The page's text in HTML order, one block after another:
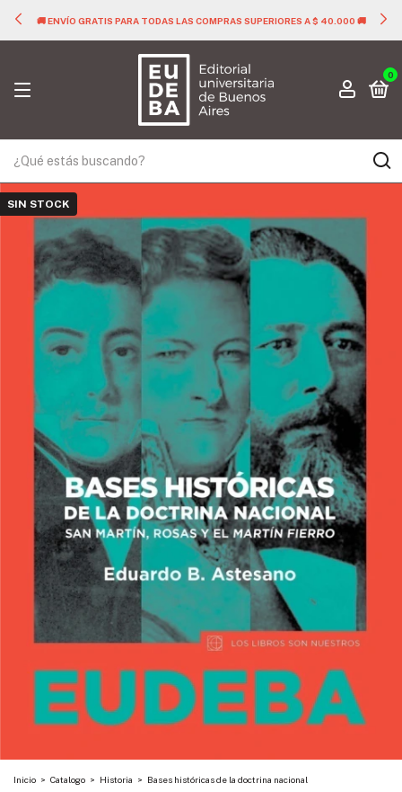
🚚 ENVÍO GRATIS PARA TODAS LAS COMPRAS SUPERIORES A $ 40.000 🚚
0
SIN STOCK
Inicio > Catalogo > Historia > Bases históricas de la doctrina nacional